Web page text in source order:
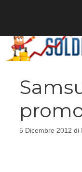
5 Dicembre 2012 di